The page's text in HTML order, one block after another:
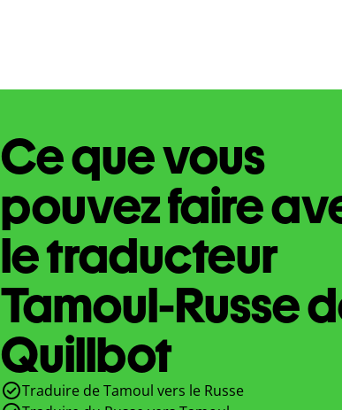
Ce que vous
pouvez faire
le traducteur
Tamoul-Russe
Quillbot
Traduire de Tamoul vers le Russe